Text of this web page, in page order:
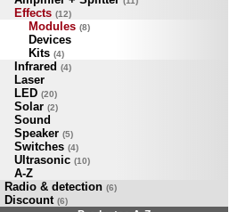
Effects (12)
Modules (8)
Devices
Kits (4)
Infrared (4)
Laser
LED (20)
Solar (2)
Sound
Speaker (5)
Switches (4)
Ultrasonic (10)
A-Z
Radio & detection (6)
Discount (6)